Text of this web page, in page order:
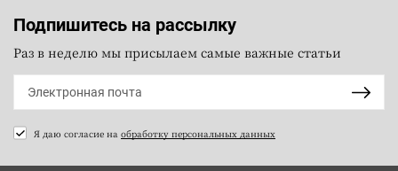
Подпишитесь на рассылку
Раз в неделю мы присылаем самые важные статьи
Я даю согласие на обработку персональных данных